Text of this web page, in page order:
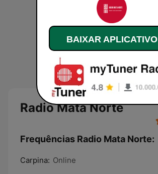
Radio Mata Norte
Frequências Radio Mata Norte:
Carpina: Online
BAIXAR APLICATIVO